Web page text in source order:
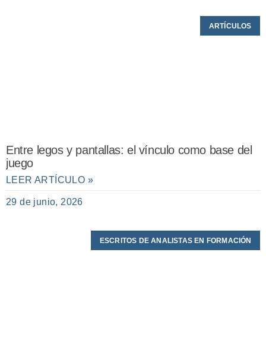
ARTÍCULOS
Entre legos y pantallas: el vínculo como base del
juego
LEER ARTÍCULO »
29 de junio, 2026
ESCRITOS DE ANALISTAS EN FORMACIÓN